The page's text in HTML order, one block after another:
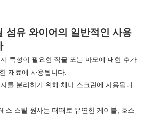
섬유 와이어의 일반적인 사용
특성이 필요한 직물 또는 마모에 대한 추가
재료에 사용됩니다.
를 분리하기 위해 체나 스크린에 사용됩니
스 스틸 원사는 때때로 유연한 케이블, 호스